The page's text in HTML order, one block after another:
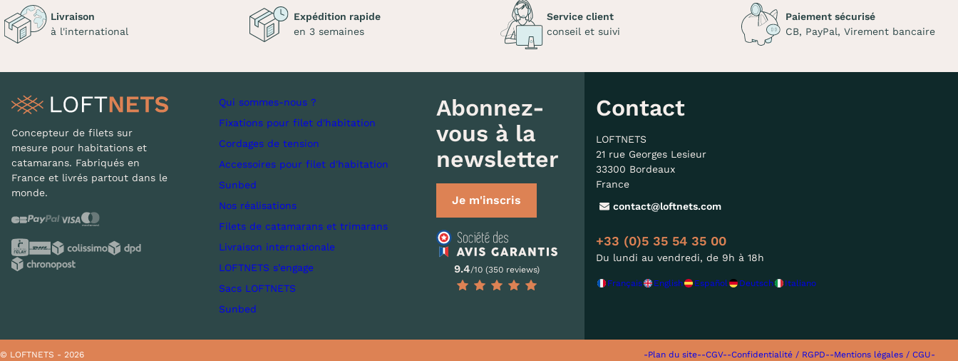
Livraison
à l'international
Expédition rapide
en 3 semaines
Service client
conseil et suivi
Paiement sécurisé
CB, PayPal, Virement bancaire
Concepteur de filets sur
mesure pour habitations et
catamarans. Fabriqués en
France et livrés partout dans le
monde.
Qui sommes-nous ?
Fixations pour filet d'habitation
Cordages de tension
Accessoires pour filet d'habitation
Sunbed
Nos réalisations
Filets de catamarans et trimarans
Livraison internationale
LOFTNETS s’engage
Sacs LOFTNETS
Sunbed
Abonnez-
vous à la
newsletter
Je m'inscris
9.4/10 (350 reviews)
Contact
LOFTNETS
21 rue Georges Lesieur
33300 Bordeaux
France
contact@loftnets.com
+33 (0)5 35 54 35 00
Du lundi au vendredi, de 9h à 18h
Français English Español Deutsch Italiano
© LOFTNETS - 2026 -Plan du site--CGV--Confidentialité / RGPD--Mentions légales / CGU-